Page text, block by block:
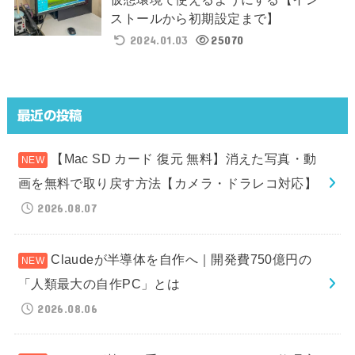
ストールから初期設定まで】
2024.01.03
25070
最近の投稿
【Mac SD カード 復元 無料】消えた写真・動
画を無料で取り戻す方法【カメラ・ドラレコ対応】
2026.08.07
Claudeが半導体を自作へ｜開発費750億円の
「人類最大の自作PC」とは
2026.08.06